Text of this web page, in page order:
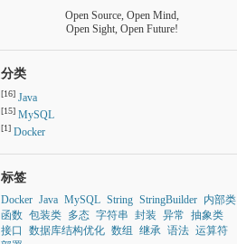
Open Source, Open Mind,
Open Sight, Open Future!
分类
[16] Java
[15] MySQL
[1] Docker
标签
Docker Java MySQL String StringBuilder 内部类
函数 包装类 多态 字符串 封装 异常 抽象类
接口
数据库结构优化 数组 继承 语法 运算符